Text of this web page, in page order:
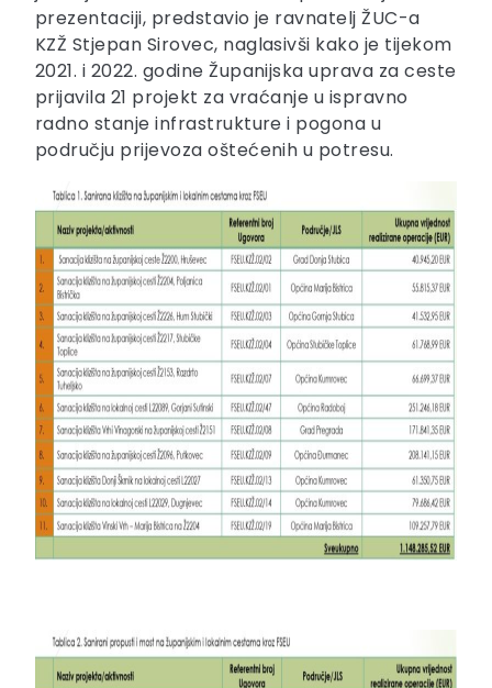
prezentaciji, predstavio je ravnatelj ŽUC-a
KZŽ Stjepan Sirovec, naglasivši kako je tijekom
2021. i 2022. godine Županijska uprava za ceste
prijavila 21 projekt za vraćanje u ispravno
radno stanje infrastrukture i pogona u
području prijevoza oštećenih u potresu.